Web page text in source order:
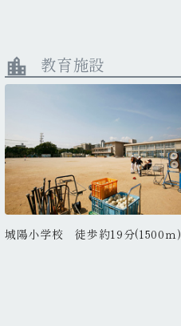
路駅 徒歩約7分(550ｍ)
location_city 教育施設
城陽小学校 徒歩約19分(1500ｍ)